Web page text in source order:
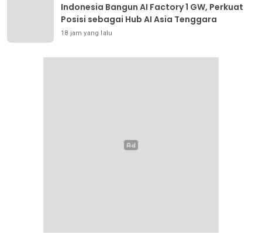
Indonesia Bangun AI Factory 1 GW, Perkuat
Posisi sebagai Hub AI Asia Tenggara
18 jam yang lalu